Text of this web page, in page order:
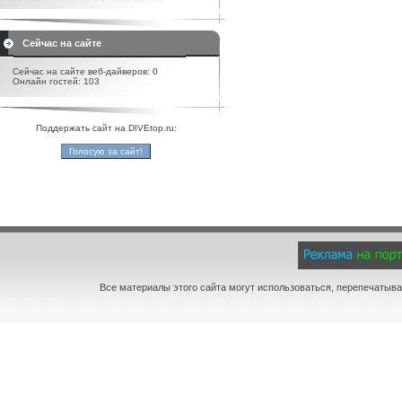
Сейчас на сайте
Сейчас на сайте веб-дайверов: 0
Онлайн гостей: 103
Поддержать сайт на DIVEtop.ru:
Все материалы этого сайта могут использоваться,